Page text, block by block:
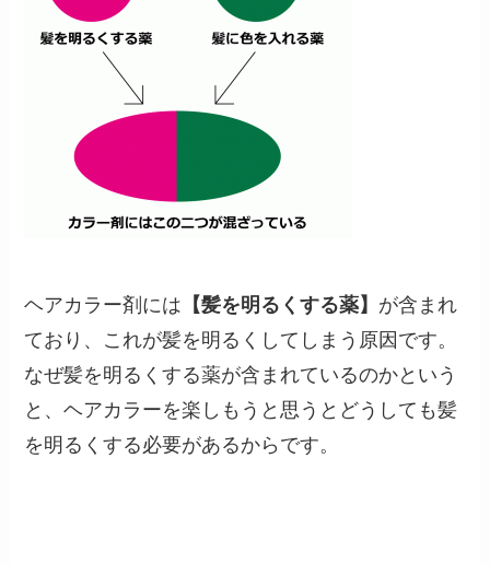
ヘアカラー剤には 【髪を明るくする薬】 が含まれ
ており、これが髪を明るくしてしまう原因です。
なぜ髪を明るくする薬が含まれているのかという
と、ヘアカラーを楽しもうと思うとどうしても髪
を明るくする必要があるからです。